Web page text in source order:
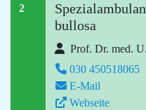
2
bullosa
Prof. Dr. med.
030 450518065
E-Mail
Webseite